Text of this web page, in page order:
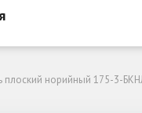
3-БКНЛ-65
плоский норийный 175-3-